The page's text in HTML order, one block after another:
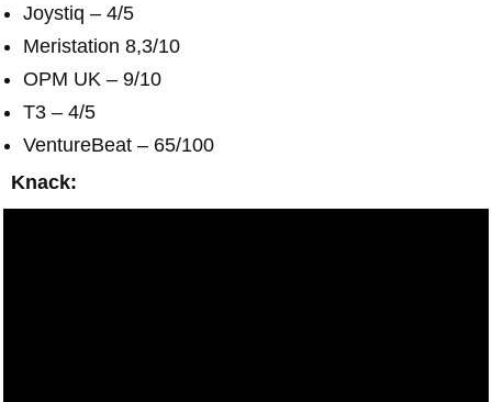
Joystiq – 4/5
Meristation 8,3/10
OPM UK – 9/10
T3 – 4/5
VentureBeat – 65/100
Knack: